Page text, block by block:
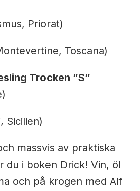
Priorat)
Toscana)
Trocken ”S”
Sicilien)
massvis av praktiska
du i boken Drick! Vin, öl
och på krogen med Alf